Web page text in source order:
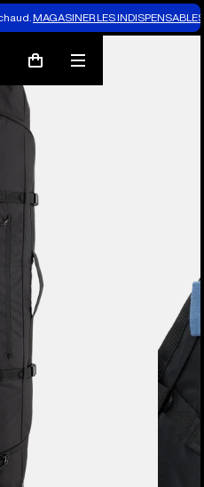
MAGASINER LES
PanierMenu
tout